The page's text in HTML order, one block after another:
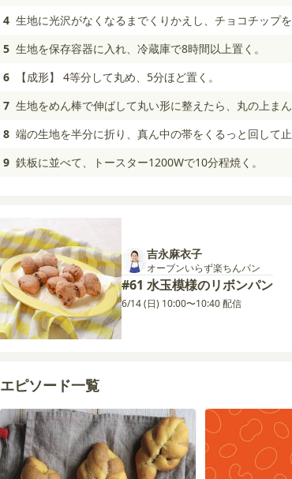
4 生地に光沢がなくなるまでくりかえし、チョコチップを
5 生地を保存容器に入れ、冷蔵庫で8時間以上置く。
6
【成形】 4等分して丸め、5分ほど置く。
7 生地をめん棒で伸ばして丸い形に整えたら、丸の上ま
8 端の生地を半分に折り、真ん中の帯をくるっと回して止
9 鉄板に並べて、トースター1200Wで10分程焼く。
吉永麻衣子
オーブンいらず楽ちんパン
#61 水玉模様のリボンパン
6/14 (日) 10:00〜10:40 配信
エピソード一覧